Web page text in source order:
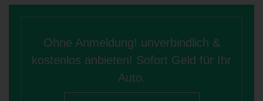
Ohne Anmeldung! unverbindlich &
kostenlos anbieten! Sofort Geld für Ihr
Auto.